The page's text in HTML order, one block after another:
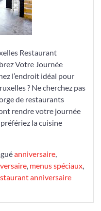
Restaurant
Votre Journée
l’endroit idéal pour
? Ne cherchez pas
de restaurants
rendre votre journée
la cuisine
anniversaire,
, menus spéciaux,
anniversaire